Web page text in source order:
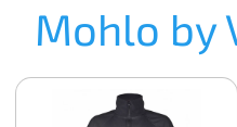
Mohlo by